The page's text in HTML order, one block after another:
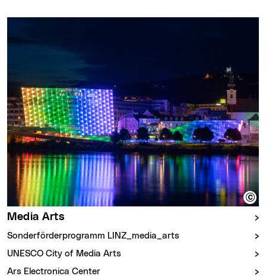
Media Arts
Sonderförderprogramm LINZ_media_arts
UNESCO City of Media Arts
Ars Electronica Center